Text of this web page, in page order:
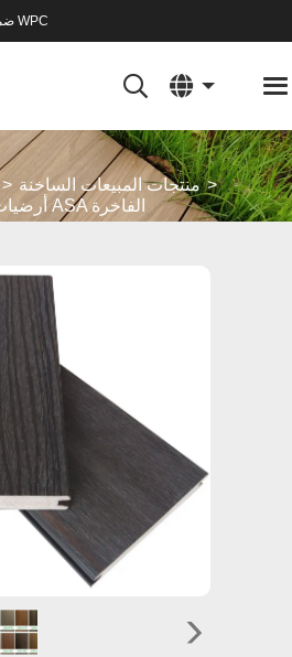
ضمان على المنتجات المركبة WPC
منتجات المبيعات الساخنة
أرضيات ASA الفاخرة